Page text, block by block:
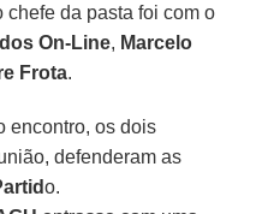
chefe da pasta foi com o
On-Line, Marcelo
Frota.
encontro, os dois
defenderam as
o.